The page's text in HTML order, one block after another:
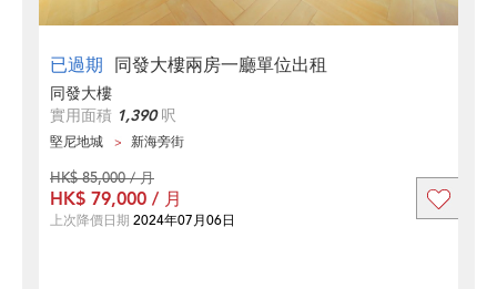
已過期 同發大樓兩房一廳單位出租
同發大樓
實用面積 1,390呎
堅尼地城 新海旁街
HK$ 85,000 / 月
HK$ 79,000 / 月
上次降價日期 2024年07月06日